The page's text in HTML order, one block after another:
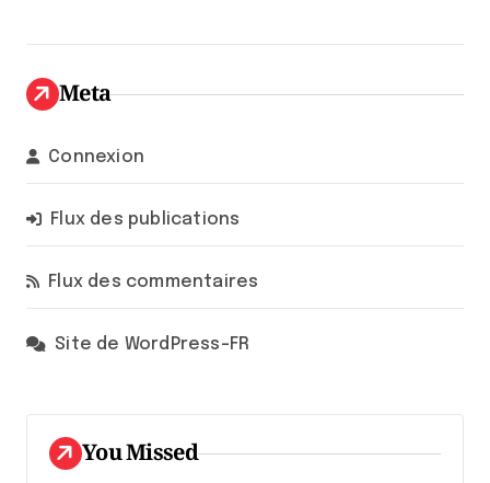
Meta
Connexion
Flux des publications
Flux des commentaires
Site de WordPress-FR
You Missed